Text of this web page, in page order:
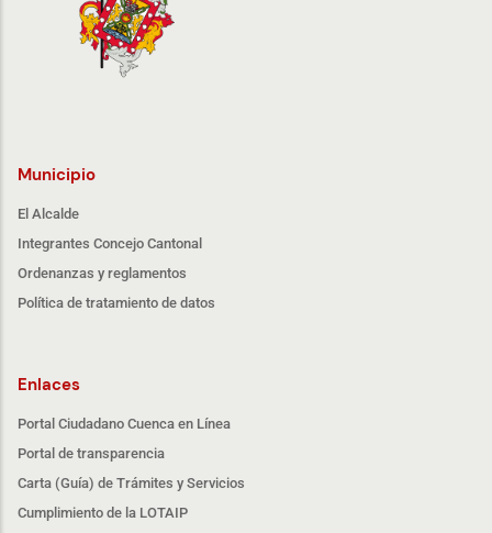
Municipio
El Alcalde
Integrantes Concejo Cantonal
Ordenanzas y reglamentos
Política de tratamiento de datos
Enlaces
Portal Ciudadano Cuenca en Línea
Portal de transparencia
Carta (Guía) de Trámites y Servicios
Cumplimiento de la LOTAIP